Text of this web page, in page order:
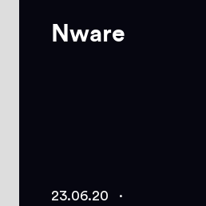
Nware
23.06.20 ·